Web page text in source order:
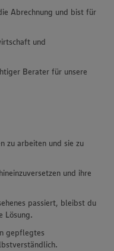
Abrechnung und bist für
und
Berater für unsere
zu arbeiten und sie zu
und ihre
passiert, bleibst du
Lösung.
gepflegtes